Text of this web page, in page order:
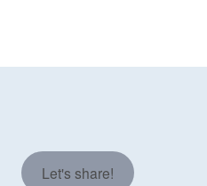
Let's share!